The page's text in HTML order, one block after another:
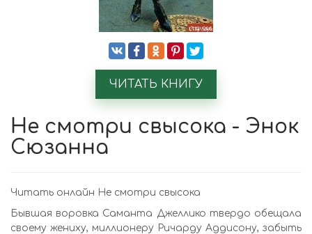
ЧИТАТЬ КНИГУ
Не смотри свысока - Энок
Сюзанна
Читать онлайн Не смотри свысока
Бывшая воровка Саманта Джеллико твердо обещала
своему жениху, миллионеру Ричарду Аддисону, забыть